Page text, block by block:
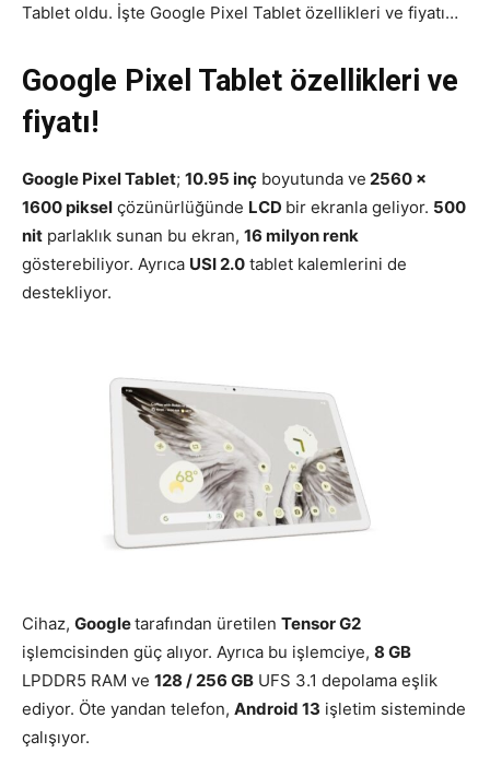
Tablet oldu. İşte Google Pixel Tablet özellikleri ve fiyatı…
Google Pixel Tablet özellikleri ve
fiyatı!
Google Pixel Tablet; 10.95 inç boyutunda ve 2560 x
1600 piksel çözünürlüğünde LCD bir ekranla geliyor. 500
nit parlaklık sunan bu ekran, 16 milyon renk
gösterebiliyor. Ayrıca USI 2.0 tablet kalemlerini de
destekliyor.
Cihaz, Googletarafından üretilen Tensor G2
işlemcisinden güç alıyor. Ayrıca bu işlemciye, 8 GB
LPDDR5 RAM ve 128 / 256 GB UFS 3.1 depolama eşlik
ediyor. Öte yandan telefon, Android 13 işletim sisteminde
çalışıyor.